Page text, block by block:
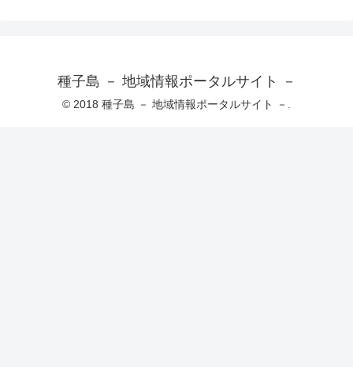
種子島 － 地域情報ポータルサイト －
© 2018 種子島 － 地域情報ポータルサイト －.